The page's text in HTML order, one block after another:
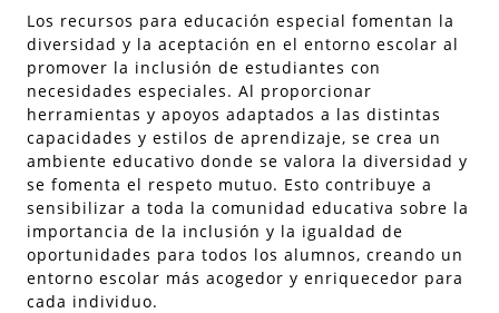
Los recursos para educación especial fomentan la
diversidad y la aceptación en el entorno escolar al
promover la inclusión de estudiantes con
necesidades especiales. Al proporcionar
herramientas y apoyos adaptados a las distintas
capacidades y estilos de aprendizaje, se crea un
ambiente educativo donde se valora la diversidad y
se fomenta el respeto mutuo. Esto contribuye a
sensibilizar a toda la comunidad educativa sobre la
importancia de la inclusión y la igualdad de
oportunidades para todos los alumnos, creando un
entorno escolar más acogedor y enriquecedor para
cada individuo.